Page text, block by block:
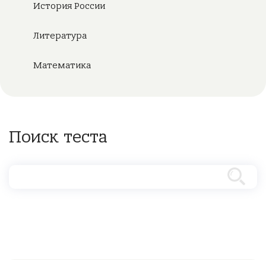
История России
Литература
Математика
Поиск теста